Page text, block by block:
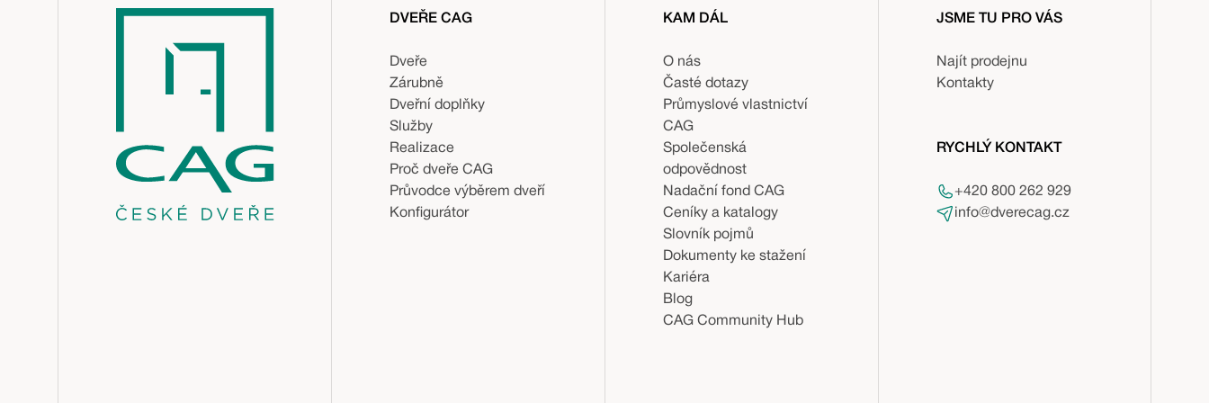
DVEŘE CAG
Dveře
Zárubně
Dveřní doplňky
Služby
Realizace
Proč dveře CAG
Průvodce výběrem dveří
Konfigurátor
KAM DÁL
O nás
Časté dotazy
Průmyslové vlastnictví
CAG
Společenská
odpovědnost
Nadační fond CAG
Ceníky a katalogy
Slovník pojmů
Dokumenty ke stažení
Kariéra
Blog
CAG Community Hub
JSME TU PRO VÁS
Najít prodejnu
Kontakty
RYCHLÝ KONTAKT
+420 800 262 929
info@dverecag.cz